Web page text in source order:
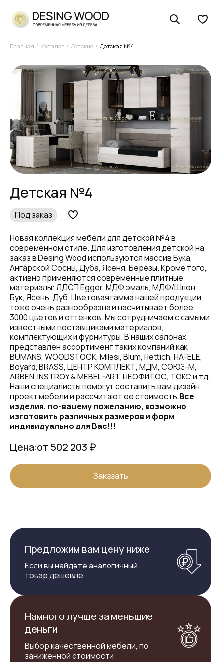
Главная Каталог Детские Детская №4
Детская №4
Под заказ
Новая коллекция мебели для детской №4 в
современном стиле. Для изготовления детской на
заказ в Desing Wood используются массив Бука,
Ангарской Сосны, Дуба, Ясеня, Берёзы. Кроме того,
активно применяются современные плитные
материалы: ЛДСП Egger, МДФ эмаль, МДФ/Шпон
Бук, Ясень, Дуб. Цветовая гамма нашей продукции
тоже очень разнообразна и насчитывает более
3000 цветов и оттенков. Мы сотрудничаем с самыми
известными поставщиками материалов,
комплектующих и фурнитуры. В наших салонах
представлен ассортимент таких компаний как
BUMANS, WOODSTOCK, Milesi, Blum, Hettich, HAFELE,
Boyard, BRASS, ЦЕНТР КОМПЛЕКТ, МДМ, СОЮЗ-М,
ARBEN, INSTROY & MEBEL-ART, НЕОФИТОС, ТОКС и тд.
Наши специалисты помогут составить вам дизайн
проект мебели и рассчитают ее стоимость.Все
изделия, по-вашему пожеланию, возможно
изготовить различных размеров и форм
индивидуально для Вас!!!
Цена:от 502 203 ₽
Заказать
Предложим вам цену ниже
Если вы найдёте аналогичный
товар дешевле
Намного лучше за меньшие
деньги
Выбор качественной мебели, по
заниженной стоимости